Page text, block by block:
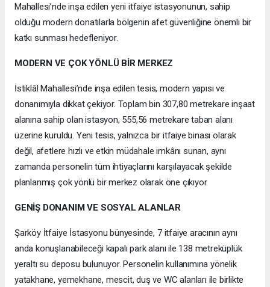
Mahallesi’nde inşa edilen yeni itfaiye istasyonunun, sahip
olduğu modern donatılarla bölgenin afet güvenliğine önemli bir
katkı sunması hedefleniyor.
MODERN VE ÇOK YÖNLÜ BİR MERKEZ
İstiklâl Mahallesi’nde inşa edilen tesis, modern yapısı ve
donanımıyla dikkat çekiyor. Toplam bin 307,80 metrekare inşaat
alanına sahip olan istasyon, 555,56 metrekare taban alanı
üzerine kuruldu. Yeni tesis, yalnızca bir itfaiye binası olarak
değil, afetlere hızlı ve etkin müdahale imkânı sunan, aynı
zamanda personelin tüm ihtiyaçlarını karşılayacak şekilde
planlanmış çok yönlü bir merkez olarak öne çıkıyor.
GENİŞ DONANIM VE SOSYAL ALANLAR
Şarköy İtfaiye İstasyonu bünyesinde, 7 itfaiye aracının aynı
anda konuşlanabileceği kapalı park alanı ile 138 metreküplük
yeraltı su deposu bulunuyor. Personelin kullanımına yönelik
yatakhane, yemekhane, mescit, duş ve WC alanları ile birlikte